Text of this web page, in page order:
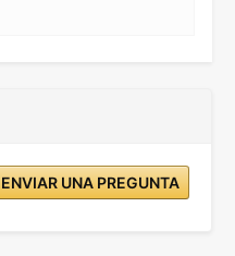
ENVIAR UNA PREGUNTA